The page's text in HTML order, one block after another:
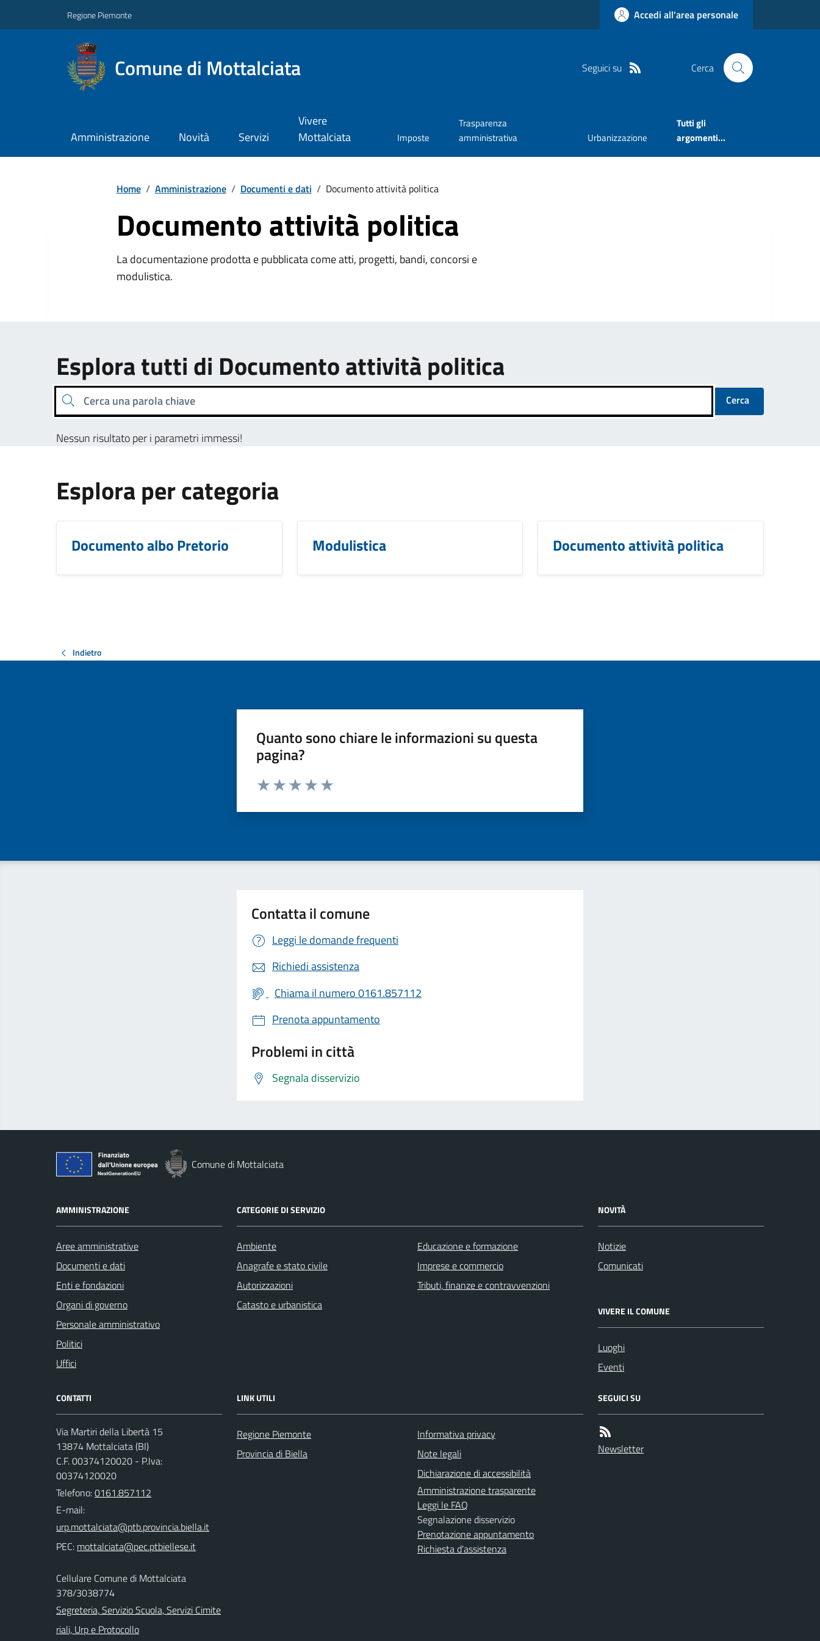
Regione Piemonte Accedi all'area personale
Comune di Mottalciata Seguici su Cerca
Amministrazione Novità Servizi
Vivere
Mottalciata
Imposte
Trasparenza
amministrativa
Urbanizzazione
Tutti gli
argomenti...
Home / Amministrazione / Documenti e dati / Documento attività politica
Documento attività politica
La documentazione prodotta e pubblicata come atti, progetti, bandi, concorsi e
modulistica.
Esplora tutti di Documento attività politica
Cerca una parola chiave Cerca
Nessun risultato per i parametri immessi!
Esplora per categoria
Documento albo Pretorio Modulistica Documento attività politica
Indietro
Quanto sono chiare le informazioni su questa
pagina?
Valuta da 1 a 5 stelle la pagina
Contatta il comune
Leggi le domande frequenti
Richiedi assistenza
Chiama il numero 0161.857112
Prenota appuntamento
Problemi in città
Segnala disservizio
Comune di Mottalciata
AMMINISTRAZIONE
Aree amministrative
Documenti e dati
Enti e fondazioni
Organi di governo
Personale amministrativo
Politici
Uffici
CATEGORIE DI SERVIZIO
Ambiente
Anagrafe e stato civile
Autorizzazioni
Catasto e urbanistica
Educazione e formazione
Imprese e commercio
Tributi, finanze e contravvenzioni
NOVITÀ
Notizie
Comunicati
VIVERE IL COMUNE
Luoghi
Eventi
CONTATTI
Via Martiri della Libertà 15
13874 Mottalciata (BI)
C.F. 00374120020 - P.Iva:
00374120020
Telefono:0161.857112
E-mail:
PEC:
Cellulare Comune di Mottalciata
378/3038774
Segreteria, Servizio Scuola, Servizi Cimite
riali, Urp e Protocollo
LINK UTILI
Regione Piemonte
Provincia di Biella
Informativa privacy
Note legali
Dichiarazione di accessibilità
Amministrazione trasparente
Leggi le FAQ
Segnalazione disservizio
Prenotazione appuntamento
Richiesta d'assistenza
SEGUICI SU
Newsletter